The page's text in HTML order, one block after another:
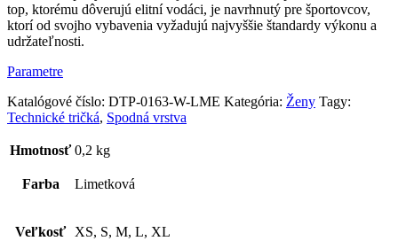
top, ktorému dôverujú elitní vodáci, je navrhnutý pre športovcov,
ktorí od svojho vybavenia vyžadujú najvyššie štandardy výkonu a
udržateľnosti.
Parametre
Katalógové číslo: DTP-0163-W-LME Kategória: Ženy Tagy:
Technické tričká, Spodná vrstva
Hmotnosť 0,2 kg
Farba Limetková
Veľkosť XS, S, M, L, XL